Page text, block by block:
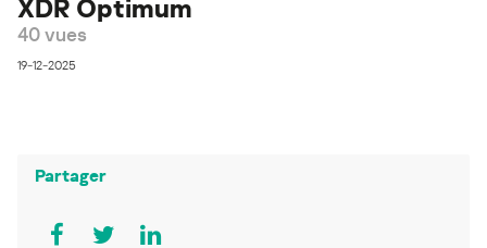
XDR Optimum
40 vues
19-12-2025
Partager